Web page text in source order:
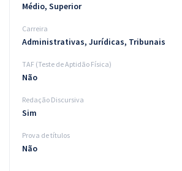
Médio, Superior
Carreira
Administrativas, Jurídicas, Tribunais
TAF (Teste de Aptidão Física)
Não
Redação Discursiva
Sim
Prova de títulos
Não